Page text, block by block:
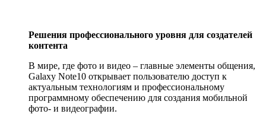
Решения профессионального уровня для создателей
контента
В мире, где фото и видео – главные элементы общения,
Galaxy Note10 открывает пользователю доступ к
актуальным технологиям и профессиональному
программному обеспечению для создания мобильной
фото- и видеографии.